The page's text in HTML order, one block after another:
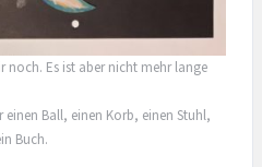
noch. Es ist aber nicht mehr lange
Ball, einen Korb, einen Stuhl,
Buch.